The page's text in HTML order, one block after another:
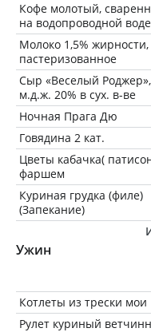
Кофе молотый,
на водопроводной воде
Молоко 1,5% жирности,
пастеризованное
Сыр «Веселый Роджер»,
м.д.ж. 20% в сух. в-ве
Ночная Прага Дю
Говядина 2 кат.
Цветы кабачка(
фаршем
Куриная грудка (филе)
(Запекание)
Ужин
Котлеты из трески мои
Рулет куриный